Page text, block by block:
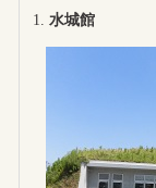
水城館